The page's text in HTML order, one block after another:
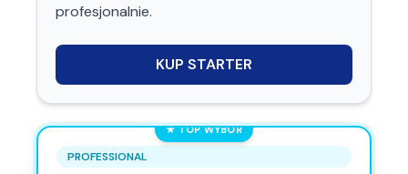
profesjonalnie.
KUP STARTER
★ TOP WYBÓR
PROFESSIONAL